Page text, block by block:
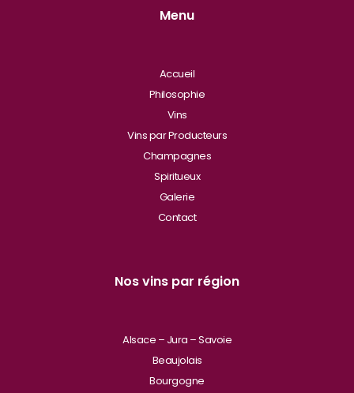
Menu
Accueil
Philosophie
Vins
Vins par Producteurs
Champagnes
Spiritueux
Galerie
Contact
Nos vins par région
Alsace – Jura – Savoie
Beaujolais
Bourgogne